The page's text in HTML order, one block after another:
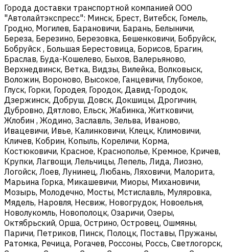
Города доставки транспортной компанией ООО
"Автолайтэкспресс": Минск, Брест, Витебск, Гомель,
Гродно, Могилев, Барановичи, Барань, Белыничи,
Береза, Березино, Березовка, Бешенковичи, Бобруйск,
Бобруйск , Большая Берестовица, Борисов, Брагин,
Браслав, Буда-Кошелево, Быхов, Валерьяново,
Верхнедвинск, Ветка, Видзы, Вилейка, Волковыск,
Воложин, Вороново, Высокое, Ганцевичи, Глубокое,
Глуск, Горки, Городея, Городок, Давид-Городок,
Дзержинск, Добруш, Довск, Докшицы, Дрогичин,
Дубровно, Дятлово, Ельск, Жабинка, Житковичи,
Жлобин , Жодино, Заславль, Зельва, Иваново,
Ивацевичи, Ивье, Калинковичи, Клецк, Климовичи,
Кличев, Кобрин, Копыль, Кореличи, Корма,
Костюковичи, Красное, Краснополье, Кремное, Кричев,
Крупки, Лагвощи, Лельчицы, Лепель, Лида, Лиозно,
Логойск, Лоев, Лунинец, Любань, Ляховичи, Малорита,
Марьина Горка, Микашевичи, Миоры, Михановичи,
Мозырь, Молодечно, Мосты, Мстиславль, Муляровка,
Мядель, Наровля, Несвиж, Новогрудок, Новоельня,
Новолукомль, Новополоцк, Озаричи, Озеры,
Октябрьский, Орша, Острино, Островец, Ошмяны,
Паричи, Петриков, Пинск, Полоцк, Поставы, Пружаны,
Ратомка, Речица, Рогачев, Россоны, Россь, Светлогорск,